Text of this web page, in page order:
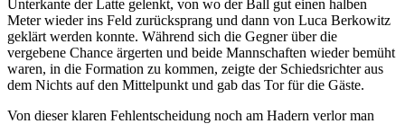
Unterkante der Latte gelenkt, von wo der Ball gut einen halben
Meter wieder ins Feld zurücksprang und dann von Luca Berkowitz
geklärt werden konnte. Während sich die Gegner über die
vergebene Chance ärgerten und beide Mannschaften wieder bemüht
waren, in die Formation zu kommen, zeigte der Schiedsrichter aus
dem Nichts auf den Mittelpunkt und gab das Tor für die Gäste.
Von dieser klaren Fehlentscheidung noch am Hadern verlor man